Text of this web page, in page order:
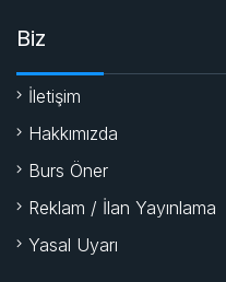
Biz
İletişim
Hakkımızda
Burs Öner
Reklam / İlan Yayınlama
Yasal Uyarı